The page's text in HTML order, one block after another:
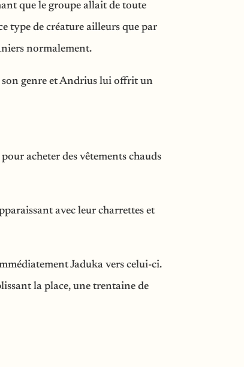
que le groupe allait de toute
type de créature ailleurs que par
normalement.
son genre et Andrius lui offrit un
acheter des vêtements chauds
avec leur charrettes et
Jaduka vers celui-ci.
la place, une trentaine de